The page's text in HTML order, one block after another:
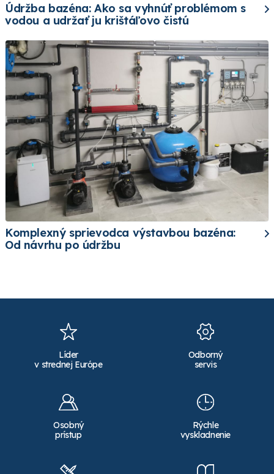
Údržba bazéna: Ako sa vyhnúť problémom s
vodou a udržať ju krištáľovo čistú
Komplexný sprievodca výstavbou bazéna:
Od návrhu po údržbu
Líder
v strednej Európe
Odborný
servis
Osobný
prístup
Rýchle
vyskladnenie